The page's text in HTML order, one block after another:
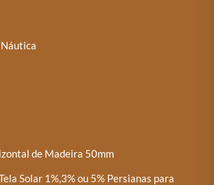
de Madeira 50mm
Solar 1%,3% ou 5% Persianas para